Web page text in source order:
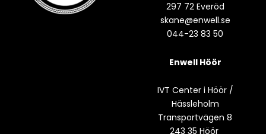
297 72 Everöd
skane@enwell.se
044-23 83 50
Enwell Höör
IVT Center i Höör /
Hässleholm
Transportvägen 8
243 35 Höör